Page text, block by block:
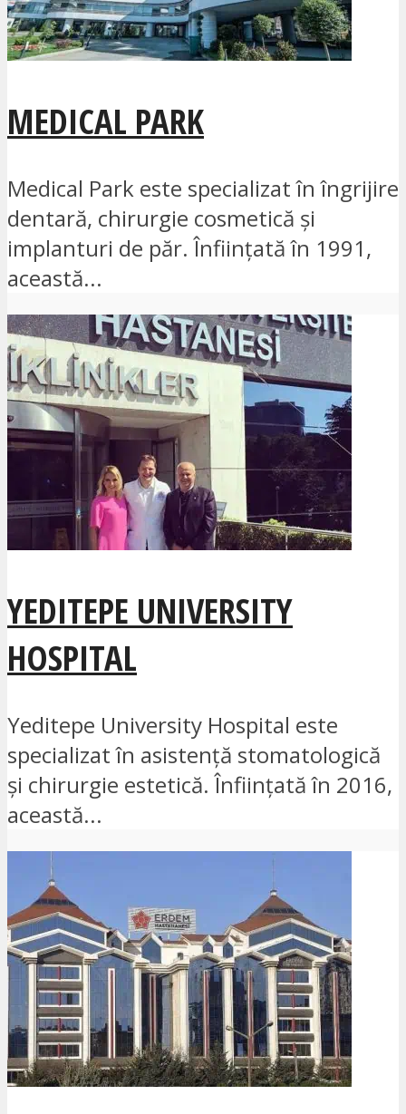
MEDICAL PARK
Medical Park este specializat în îngrijire
dentară, chirurgie cosmetică și
implanturi de păr. Înființată în 1991,
această...
YEDITEPE UNIVERSITY
HOSPITAL
Yeditepe University Hospital este
specializat în asistență stomatologică
și chirurgie estetică. Înființată în 2016,
această...